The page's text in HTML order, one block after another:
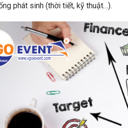
phát sinh (thời tiết, kỹ thuật…).